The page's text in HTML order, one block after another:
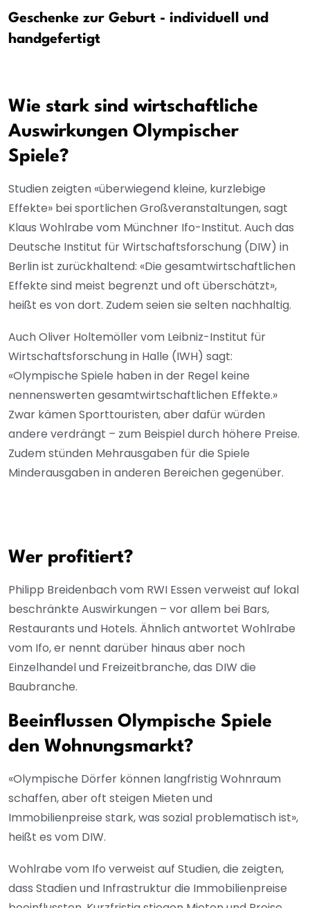
Geschenke zur Geburt - individuell und
handgefertigt
Wie stark sind wirtschaftliche
Auswirkungen Olympischer
Spiele?
Studien zeigten «überwiegend kleine, kurzlebige
Effekte» bei sportlichen Großveranstaltungen, sagt
Klaus Wohlrabe vom Münchner Ifo-Institut. Auch das
Deutsche Institut für Wirtschaftsforschung (DIW) in
Berlin ist zurückhaltend: «Die gesamtwirtschaftlichen
Effekte sind meist begrenzt und oft überschätzt»,
heißt es von dort. Zudem seien sie selten nachhaltig.
Auch Oliver Holtemöller vom Leibniz-Institut für
Wirtschaftsforschung in Halle (IWH) sagt:
«Olympische Spiele haben in der Regel keine
nennenswerten gesamtwirtschaftlichen Effekte.»
Zwar kämen Sporttouristen, aber dafür würden
andere verdrängt – zum Beispiel durch höhere Preise.
Zudem stünden Mehrausgaben für die Spiele
Minderausgaben in anderen Bereichen gegenüber.
Wer profitiert?
Philipp Breidenbach vom RWI Essen verweist auf lokal
beschränkte Auswirkungen – vor allem bei Bars,
Restaurants und Hotels. Ähnlich antwortet Wohlrabe
vom Ifo, er nennt darüber hinaus aber noch
Einzelhandel und Freizeitbranche, das DIW die
Baubranche.
Beeinflussen Olympische Spiele
den Wohnungsmarkt?
«Olympische Dörfer können langfristig Wohnraum
schaffen, aber oft steigen Mieten und
Immobilienpreise stark, was sozial problematisch ist»,
heißt es vom DIW.
Wohlrabe vom Ifo verweist auf Studien, die zeigten,
dass Stadien und Infrastruktur die Immobilienpreise